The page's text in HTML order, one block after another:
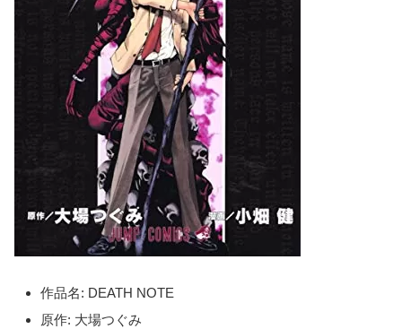
作品名: DEATH NOTE
原作: 大場つぐみ